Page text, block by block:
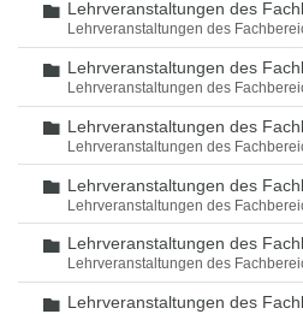
Ordner
Lehrveranstaltungen des
Lehrveranstaltungen des
Ordner
Lehrveranstaltungen des
Lehrveranstaltungen des
Ordner
Lehrveranstaltungen des
Lehrveranstaltungen des
Ordner
Lehrveranstaltungen des
Lehrveranstaltungen des
Ordner
Lehrveranstaltungen des
Lehrveranstaltungen des
Ordner
Lehrveranstaltungen des